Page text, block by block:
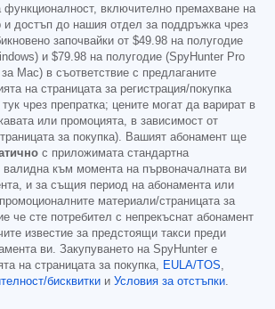
функционалност, включително премахване на
и достъп до нашия отдел за поддръжка чрез
започвайки от $49.98 на полугодие
и $79.98 на полугодие (SpyHunter Pro
Mac) в съответствие с предлаганите
на страницата за регистрация/покупка
чрез препратка; цените могат да варират в
или промоцията, в зависимост от
за покупка). Вашият абонамент ще
с приложимата стандартна
валидна към момента на първоначалната ви
и за същия период на абонамента или
материали/страницата за
че сте потребител с непрекъснат абонамент
известие за предстоящи такси преди
ви. Закупуването на SpyHunter е
на страницата за покупка,
EULA/TOS
бисквитки и Условия за отстъпки